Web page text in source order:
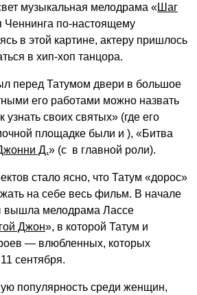
музыкальная мелодрама «Шаг
Ченнинга по-настоящему
в этой картине, актеру пришлось
в хип-хоп танцора.
перед Татумом двери в большое
его работами можно назвать
узнать своих святых» (где его
площадке были и ), «Битва
Д.» (с в главной роли).
стало ясно, что Татум «дорос»
на себе весь фильм. В начале
вышла мелодрама Лассе
Джон», в которой Татум и
— влюбленных, которых
сентября.
популярность среди женщин,